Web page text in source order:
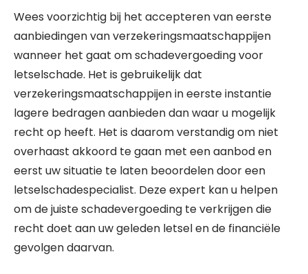
Wees voorzichtig bij het accepteren van eerste
aanbiedingen van verzekeringsmaatschappijen
wanneer het gaat om schadevergoeding voor
letselschade. Het is gebruikelijk dat
verzekeringsmaatschappijen in eerste instantie
lagere bedragen aanbieden dan waar u mogelijk
recht op heeft. Het is daarom verstandig om niet
overhaast akkoord te gaan met een aanbod en
eerst uw situatie te laten beoordelen door een
letselschadespecialist. Deze expert kan u helpen
om de juiste schadevergoeding te verkrijgen die
recht doet aan uw geleden letsel en de financiële
gevolgen daarvan.